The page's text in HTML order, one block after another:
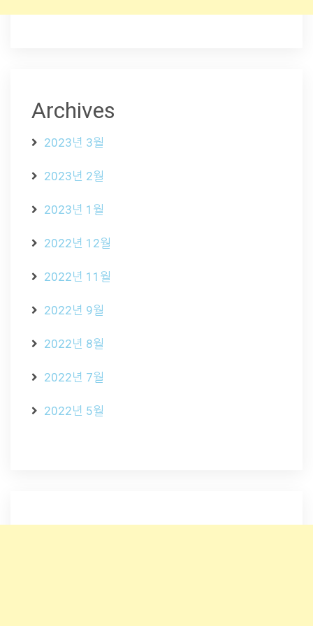
Archives
2023년 3월
2023년 2월
2023년 1월
2022년 12월
2022년 11월
2022년 9월
2022년 8월
2022년 7월
2022년 5월